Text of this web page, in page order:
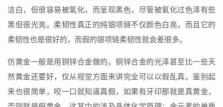
洁白，但很容易被氧化，而呈现黑色，尽管被氧化过色泽有些
黑但很光亮。柔韧性真正的纯银项链不仅颜色白亮，而且它的
柔韧性也是很好的，而假的银项链柔韧性就会差很多。
仿黄金一般是用铜锌合金做的。铜锌合金的光泽甚至比一些天
然黄金还要好，仅从视觉方面来讲完全可以以假乱真。鉴别起
来也很简单，咬一口就知道真假，如果有牙印那就是真黄金，